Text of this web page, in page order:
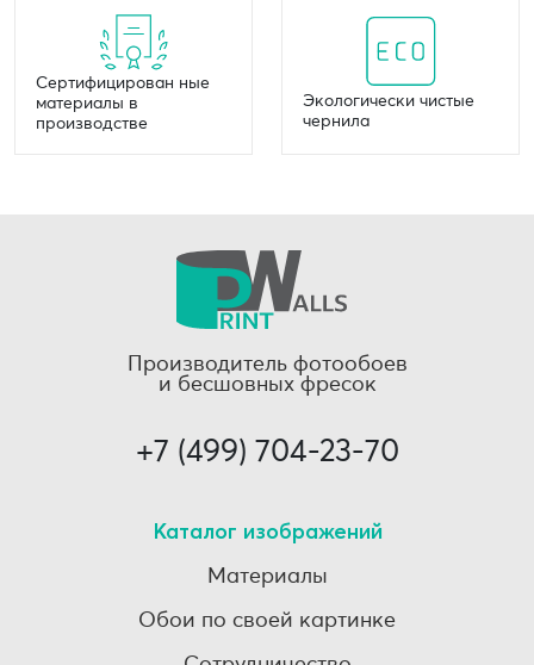
Сертифицирован ные
материалы в
производстве
Экологически чистые
чернила
Производитель фотообоев
и бесшовных фресок
+7 (499) 704-23-70
Каталог изображений
Материалы
Обои по своей картинке